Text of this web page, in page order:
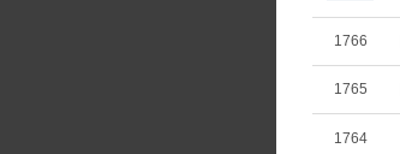
1766
1765
1764